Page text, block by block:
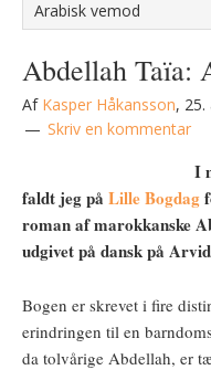
Arabisk vemod
Abdellah Taïa:
Af Kasper Håkansson, 25.
Skriv en kommentar
I
faldt jeg på Lille Bogdag
roman af marokkanske
udgivet på dansk på
Bogen er skrevet i fire
erindringen til en
da tolvårige Abdellah, er